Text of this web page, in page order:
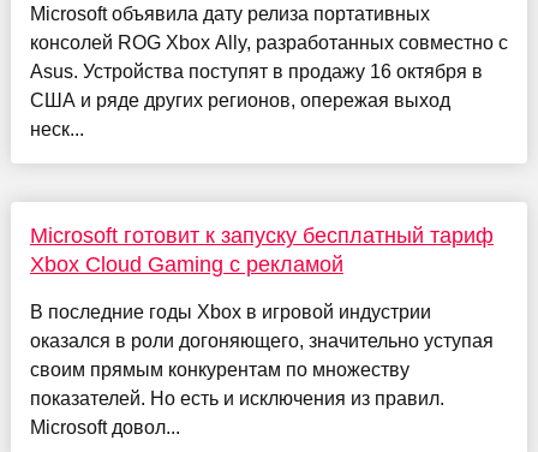
Microsoft объявила дату релиза портативных
консолей ROG Xbox Ally, разработанных совместно с
Asus. Устройства поступят в продажу 16 октября в
США и ряде других регионов, опережая выход
неск...
Microsoft готовит к запуску бесплатный тариф
Xbox Cloud Gaming с рекламой
В последние годы Xbox в игровой индустрии
оказался в роли догоняющего, значительно уступая
своим прямым конкурентам по множеству
показателей. Но есть и исключения из правил.
Microsoft довол...